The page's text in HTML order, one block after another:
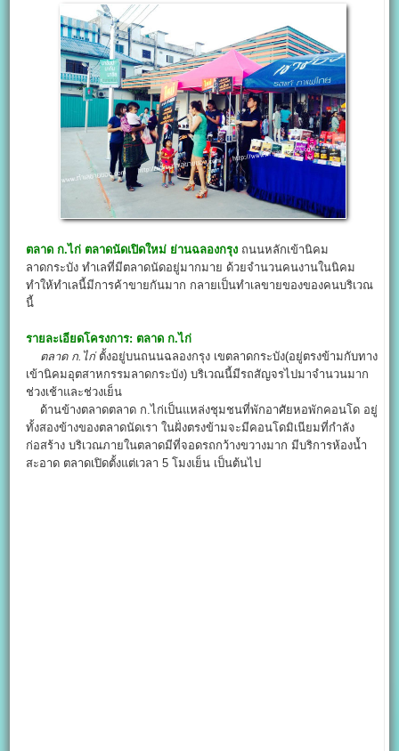
ตลาด ก.ไก่ ตลาดนัดเปิดใหม่ ย่านฉลองกรุง ถนนหลักเข้านิคม
ลาดกระบัง ทำเลที่มีตลาดนัดอยู่มากมาย ด้วยจำนวนคนงานในนิคม
ทำให้ทำเลนี้มีการค้าขายกันมาก กลายเป็นทำเลขายของของคนบริเวณ
นี้
รายละเอียดโครงการ: ตลาด ก.ไก่
ตลาด ก.ไก่ตั้งอยู่บนถนนฉลองกรุง เขตลาดกระบัง(อยู่ตรงข้ามกับทาง
เข้านิคมอุตสาหกรรมลาดกระบัง) บริเวณนี้มีรถสัญจรไปมาจำนวนมาก
ช่วงเช้าและช่วงเย็น
ด้านข้างตลาดตลาด ก.ไก่เป็นแหล่งชุมชนที่พักอาศัยหอพักคอนโด อยู่
ทั้งสองข้างของตลาดนัดเรา ในฝั่งตรงข้ามจะมีคอนโดมิเนียมที่กำลัง
ก่อสร้าง บริเวณภายในตลาดมีที่จอดรถกว้างขวางมาก มีบริการห้องน้ำ
สะอาด ตลาดเปิดตั้งแต่เวลา 5 โมงเย็น เป็นต้นไป